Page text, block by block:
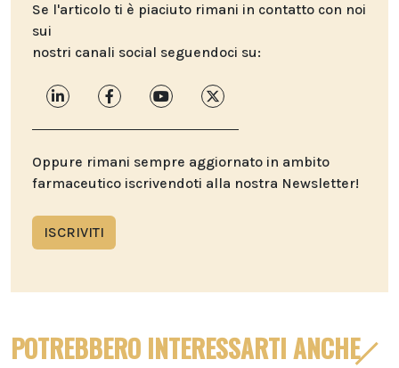
Se l'articolo ti è piaciuto rimani in contatto con noi
sui
nostri canali social seguendoci su:
Oppure rimani sempre aggiornato in ambito
farmaceutico iscrivendoti alla nostra Newsletter!
ISCRIVITI
POTREBBERO INTERESSARTI ANCHE